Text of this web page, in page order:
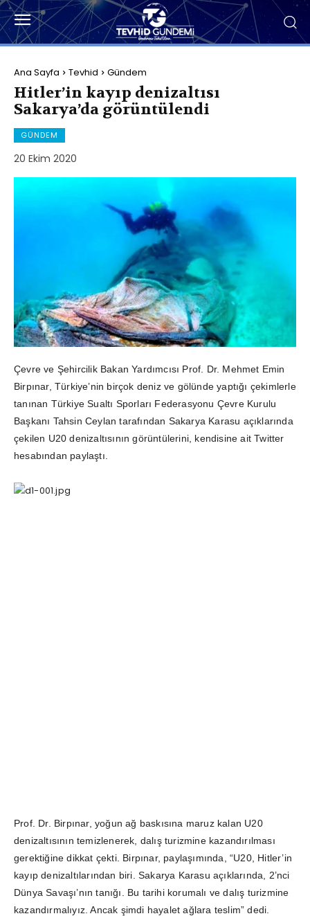
Ana Sayfa Tevhid Gündem
Hitler’in kayıp denizaltısı
Sakarya’da görüntülendi
GÜNDEM
20 Ekim 2020
Çevre ve Şehircilik Bakan Yardımcısı Prof. Dr. Mehmet Emin
Birpınar, Türkiye’nin birçok deniz ve gölünde yaptığı çekimlerle
tanınan Türkiye Sualtı Sporları Federasyonu Çevre Kurulu
Başkanı Tahsin Ceylan tarafından Sakarya Karasu açıklarında
çekilen U20 denizaltısının görüntülerini, kendisine ait Twitter
hesabından paylaştı.
Prof. Dr. Birpınar, yoğun ağ baskısına maruz kalan U20
denizaltısının temizlenerek, dalış turizmine kazandırılması
gerektiğine dikkat çekti. Birpınar, paylaşımında, “U20, Hitler’in
kayıp denizaltılarından biri. Sakarya Karasu açıklarında, 2’nci
Dünya Savaşı’nın tanığı. Bu tarihi korumalı ve dalış turizmine
kazandırmalıyız. Ancak şimdi hayalet ağlara teslim” dedi.